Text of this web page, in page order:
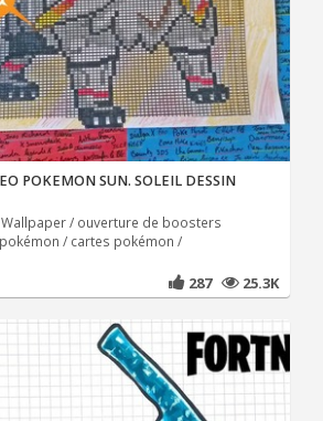
POKEMON SUN. SOLEIL DESSIN
/ ouverture de boosters
/ cartes pokémon /
287 25.3K